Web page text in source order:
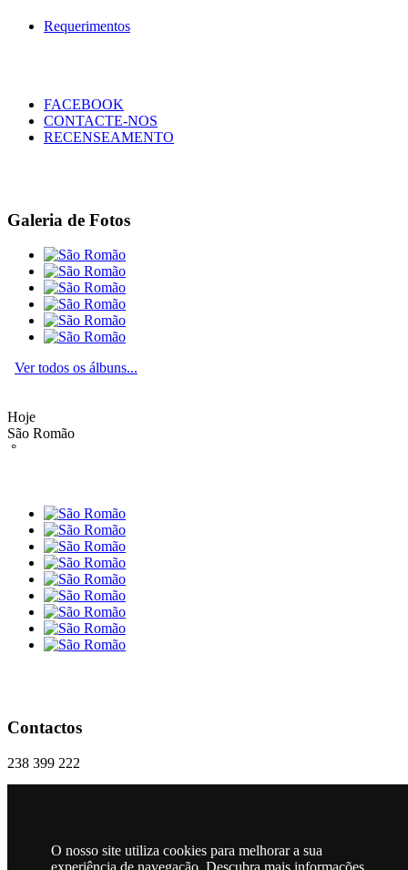
O nosso site utiliza cookies para melhorar a sua
experiência de navegação. Descubra mais informações
Requerimentos
FACEBOOK
CONTACTE-NOS
RECENSEAMENTO
Galeria de Fotos
Ver todos os álbuns...
Hoje
São Romão
°
Contactos
238 399 222